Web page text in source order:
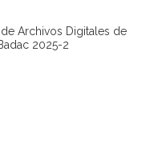
Archivos Digitales de
2025-2